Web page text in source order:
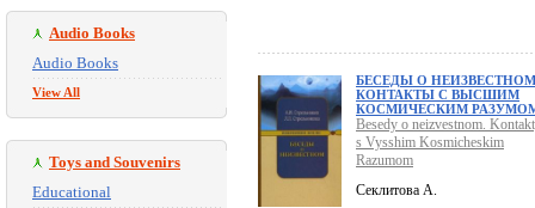
Audio Books
Audio Books
View All
Toys and Souvenirs
Educational
БЕСЕДЫ О
КОНТАКТЫ С ВЫСШИМ
КОСМИЧЕСКИМ
Besedy o neizvestnom.
s Vysshim Kosmicheskim
Razumom
Секлитова А.